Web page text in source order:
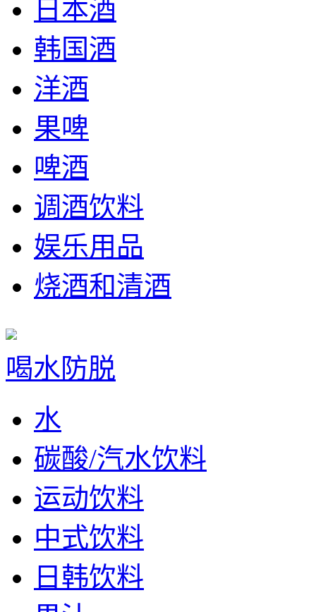
日本酒
韩国酒
洋酒
果啤
啤酒
调酒饮料
娱乐用品
烧酒和清酒
喝水防脱
水
碳酸/汽水饮料
运动饮料
中式饮料
日韩饮料